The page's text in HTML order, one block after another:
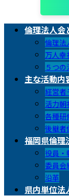
倫理法人会
倫理法
万人幸
５つ
主な活動内
経営者
活力朝
各種研
後継者
福岡県倫理
役員・
委員会
沿革
県内単位法